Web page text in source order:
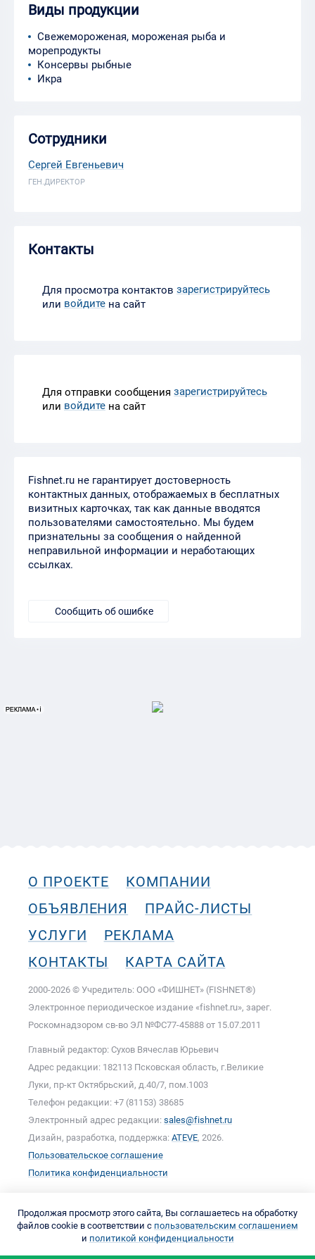
Виды продукции
Свежемороженая, мороженая рыба и
морепродукты
Консервы рыбные
Икра
Сотрудники
Сергей Евгеньевич
ГЕН.ДИРЕКТОР
Контакты
Для просмотра контактов зарегистрируйтесь
или войдите на сайт
Для отправки сообщения зарегистрируйтесь
или войдите на сайт
Fishnet.ru не гарантирует достоверность
контактных данных, отображаемых в бесплатных
визитных карточках, так как данные вводятся
пользователями самостоятельно. Мы будем
признательны за сообщения о найденной
неправильной информации и неработающих
ссылках.
Сообщить об ошибке
О ПРОЕКТЕ
КОМПАНИИ
ОБЪЯВЛЕНИЯ
ПРАЙС-ЛИСТЫ
УСЛУГИ
РЕКЛАМА
КОНТАКТЫ
КАРТА САЙТА
2000-2026 © Учредитель: ООО «ФИШНЕТ» (FISHNET®)
Электронное периодическое издание «fishnet.ru», зарег.
Роскомнадзором cв-во ЭЛ №ФС77-45888 от 15.07.2011
Главный редактор: Сухов Вячеслав Юрьевич
Адрес редакции: 182113 Псковская область, г.Великие
Луки, пр-кт Октябрьский, д.40/7, пом.1003
Телефон редакции: +7 (81153) 38685
Электронный адрес редакции: sales@fishnet.ru
Дизайн, разработка, поддержка: ATEVE, 2026.
Пользовательское соглашение
Политика конфиденциальности
Продолжая просмотр этого сайта, Вы соглашаетесь на обработку
файлов cookie в соответствии с пользовательским соглашением
и политикой конфиденциальности